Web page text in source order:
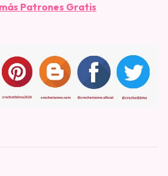
Patrones Gratis